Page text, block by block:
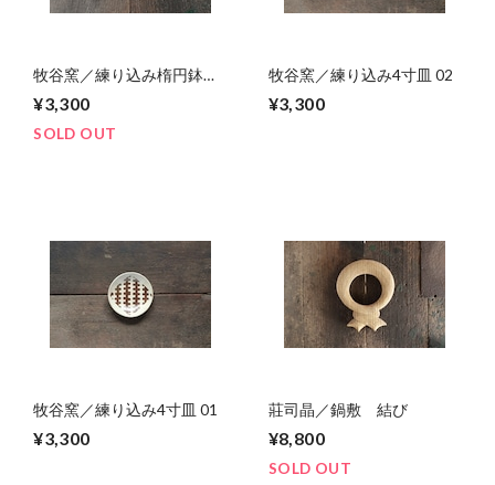
牧谷窯／練り込み楕円鉢
¥3,300
SOLD OUT
牧谷窯／練り込み4寸皿 02
¥3,300
牧谷窯／練り込み4寸皿 01
¥3,300
莊司晶／鍋敷 結び
¥8,800
SOLD OUT